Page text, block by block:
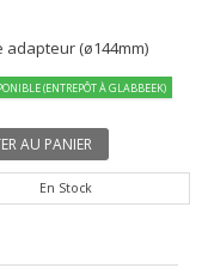
adapteur (ø144mm)
(ENTREPÔT À GLABBEEK)
AU PANIER
En Stock